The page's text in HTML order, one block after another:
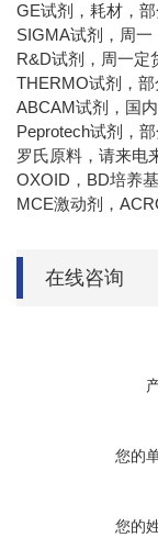
GE试剂，耗材，
SIGMA试剂，周
R&D试剂，周一定
THERMO试剂，
ABCAM试剂，国
Peprotech试剂，
罗氏原料，请来电
OXOID，BD培养
MCE激动剂，
在线咨询
您的
您的